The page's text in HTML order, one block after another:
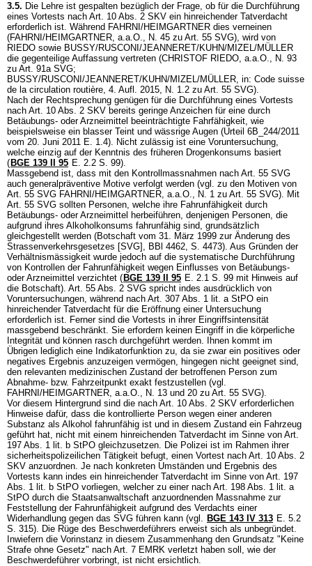
3.5. Die Lehre ist gespalten bezüglich der Frage, ob für die Durchführung
eines Vortests nach Art. 10 Abs. 2 SKV ein hinreichender Tatverdacht
erforderlich ist. Während FAHRNI/HEIMGARTNER dies verneinen
(FAHRNI/HEIMGARTNER, a.a.O., N. 45 zu Art. 55 SVG), wird von
RIEDO sowie BUSSY/RUSCONI/JEANNERET/KUHN/MIZEL/MÜLLER
die gegenteilige Auffassung vertreten (CHRISTOF RIEDO, a.a.O., N. 93
zu Art. 91a SVG;
BUSSY/RUSCONI/JEANNERET/KUHN/MIZEL/MÜLLER, in: Code suisse
de la circulation routière, 4. Aufl. 2015, N. 1.2 zu Art. 55 SVG).
Nach der Rechtsprechung genügen für die Durchführung eines Vortests
nach Art. 10 Abs. 2 SKV bereits geringe Anzeichen für eine durch
Betäubungs- oder Arzneimittel beeinträchtigte Fahrfähigkeit, wie
beispielsweise ein blasser Teint und wässrige Augen (Urteil 6B_244/2011
vom 20. Juni 2011 E. 1.4). Nicht zulässig ist eine Voruntersuchung,
welche einzig auf der Kenntnis des früheren Drogenkonsums basiert
( BGE 139 II 95 E. 2.2 S. 99).
Massgebend ist, dass mit den Kontrollmassnahmen nach Art. 55 SVG
auch generalpräventive Motive verfolgt werden (vgl. zu den Motiven von
Art. 55 SVG FAHRNI/HEIMGARTNER, a.a.O., N. 1 zu Art. 55 SVG). Mit
Art. 55 SVG sollten Personen, welche ihre Fahrunfähigkeit durch
Betäubungs- oder Arzneimittel herbeiführen, denjenigen Personen, die
aufgrund ihres Alkoholkonsums fahrunfähig sind, grundsätzlich
gleichgestellt werden (Botschaft vom 31. März 1999 zur Änderung des
Strassenverkehrsgesetzes [SVG], BBl 4462, S. 4473). Aus Gründen der
Verhältnismässigkeit wurde jedoch auf die systematische Durchführung
von Kontrollen der Fahrunfähigkeit wegen Einflusses von Betäubungs-
oder Arzneimittel verzichtet ( BGE 139 II 95 E. 2.1 S. 99 mit Hinweis auf
die Botschaft). Art. 55 Abs. 2 SVG spricht indes ausdrücklich von
Voruntersuchungen, während nach Art. 307 Abs. 1 lit. a StPO ein
hinreichender Tatverdacht für die Eröffnung einer Untersuchung
erforderlich ist. Ferner sind die Vortests in ihrer Eingriffsintensität
massgebend beschränkt. Sie erfordern keinen Eingriff in die körperliche
Integrität und können rasch durchgeführt werden. Ihnen kommt im
Übrigen lediglich eine Indikatorfunktion zu, da sie zwar ein positives oder
negatives Ergebnis anzuzeigen vermögen, hingegen nicht geeignet sind,
den relevanten medizinischen Zustand der betroffenen Person zum
Abnahme- bzw. Fahrzeitpunkt exakt festzustellen (vgl.
FAHRNI/HEIMGARTNER, a.a.O., N. 13 und 20 zu Art. 55 SVG).
Vor diesem Hintergrund sind die nach Art. 10 Abs. 2 SKV erforderlichen
Hinweise dafür, dass die kontrollierte Person wegen einer anderen
Substanz als Alkohol fahrunfähig ist und in diesem Zustand ein Fahrzeug
geführt hat, nicht mit einem hinreichenden Tatverdacht im Sinne von Art.
197 Abs. 1 lit. b StPO gleichzusetzen. Die Polizei ist im Rahmen ihrer
sicherheitspolizeilichen Tätigkeit befugt, einen Vortest nach Art. 10 Abs. 2
SKV anzuordnen. Je nach konkreten Umständen und Ergebnis des
Vortests kann indes ein hinreichender Tatverdacht im Sinne von Art. 197
Abs. 1 lit. b StPO vorliegen, welcher zu einer nach Art. 198 Abs. 1 lit. a
StPO durch die Staatsanwaltschaft anzuordnenden Massnahme zur
Feststellung der Fahrunfähigkeit aufgrund des Verdachts einer
Widerhandlung gegen das SVG führen kann (vgl. BGE 143 IV 313 E. 5.2
S. 315). Die Rüge des Beschwerdeführers erweist sich als unbegründet.
Inwiefern die Vorinstanz in diesem Zusammenhang den Grundsatz "Keine
Strafe ohne Gesetz" nach Art. 7 EMRK verletzt haben soll, wie der
Beschwerdeführer vorbringt, ist nicht ersichtlich.